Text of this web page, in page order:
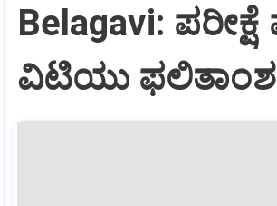
Belagavi:
ವಿಟಿಯು ಫಲಿತಾಂಶ